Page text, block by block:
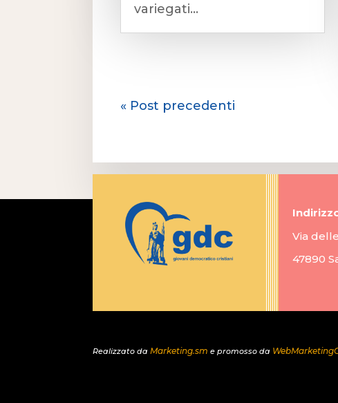
variegati...
« Post precedenti
Via
47890
Realizzato da Marketing.sm e promosso da